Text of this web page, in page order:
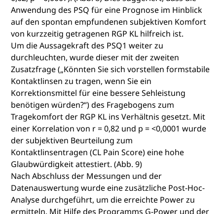
Anwendung des PSQ für eine Prognose im Hinblick
auf den spontan empfundenen subjektiven Komfort
von kurzzeitig getragenen RGP KL hilfreich ist.
Um die Aussagekraft des PSQ1 weiter zu
durchleuchten, wurde dieser mit der zweiten
Zusatzfrage („Könnten Sie sich vorstellen formstabile
Kontaktlinsen zu tragen, wenn Sie ein
Korrektionsmittel für eine bessere Sehleistung
benötigen würden?“) des Fragebogens zum
Tragekomfort der RGP KL ins Verhältnis gesetzt. Mit
einer Korrelation von r = 0,82 und p = <0,0001 wurde
der subjektiven Beurteilung zum
Kontaktlinsentragen (CL Pain Score) eine hohe
Glaubwürdigkeit attestiert. (Abb. 9)
Nach Abschluss der Messungen und der
Datenauswertung wurde eine zusätzliche Post-Hoc-
Analyse durchgeführt, um die erreichte Power zu
ermitteln. Mit Hilfe des Programms G-Power und der